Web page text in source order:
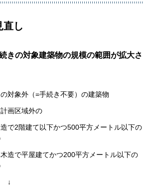
直し
きの対象建築物の規模の範囲が拡大さ
対象外（=手続き不要）の建築物
計画区域外の
で2階建て以下かつ500平方メートル以下の
造で平屋建てかつ200平方メートル以下の
↓